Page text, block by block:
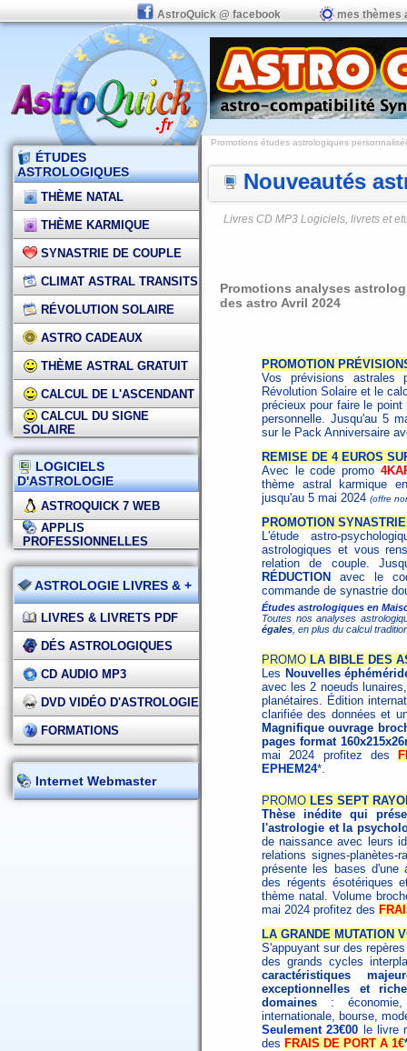
AstroQuick @ facebook mes thèmes
ÉTUDES
ASTROLOGIQUES
THÈME NATAL
THÈME KARMIQUE
SYNASTRIE DE COUPLE
CLIMAT ASTRAL TRANSITS
RÉVOLUTION SOLAIRE
ASTRO CADEAUX
THÈME ASTRAL GRATUIT
CALCUL DE L'ASCENDANT
CALCUL DU SIGNE
SOLAIRE
LOGICIELS
D'ASTROLOGIE
ASTROQUICK 7 WEB
APPLIS
PROFESSIONNELLES
ASTROLOGIE LIVRES & +
LIVRES & LIVRETS PDF
DÉS ASTROLOGIQUES
CD AUDIO MP3
DVD VIDÉO D'ASTROLOGIE
FORMATIONS
Internet Webmaster
Promotions études astrologiques
Nouveautés
Livres CD MP3 Logiciels, livrets et
Promotions analyses
des astro Avril 2024
PROMOTION
Vos prévisions astrales
Révolution Solaire et le
précieux pour faire le
personnelle. Jusqu'au 5
sur le Pack Anniversaire
REMISE DE 4 EUROS
Avec le code promo
thème astral karmique
jusqu'au 5 mai 2024 (offre
PROMOTION
L'étude astro-
astrologiques et vous
relation de couple.
RÉDUCTION
avec le
commande de synastrie
Études astrologiques en
Toutes nos analyses
égales , en plus du calcul
PROMO LA BIBLE DES
Les Nouvelles
avec les 2 noeuds
planétaires. Édition
clarifiée des données et
Magnifique ouvrage
pages format
mai 2024 profitez des
EPHEM24*.
PROMO LES SEPT
Thèse inédite qui
l'astrologie et la
de naissance avec leurs
relations signes-planètes-
présente les bases d'une
des régents ésotériques
thème natal. Volume
mai 2024 profitez des
LA GRANDE MUTATION
S'appuyant sur des
des grands cycles
caractéristiques
exceptionnelles et
domaines : économie,
internationale, bourse,
Seulement 23€00 le livre
des FRAIS DE PORT A 1€